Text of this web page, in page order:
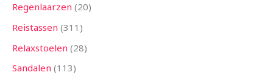
Regenlaarzen 20
Reistassen 311
Relaxstoelen 28
Sandalen 113